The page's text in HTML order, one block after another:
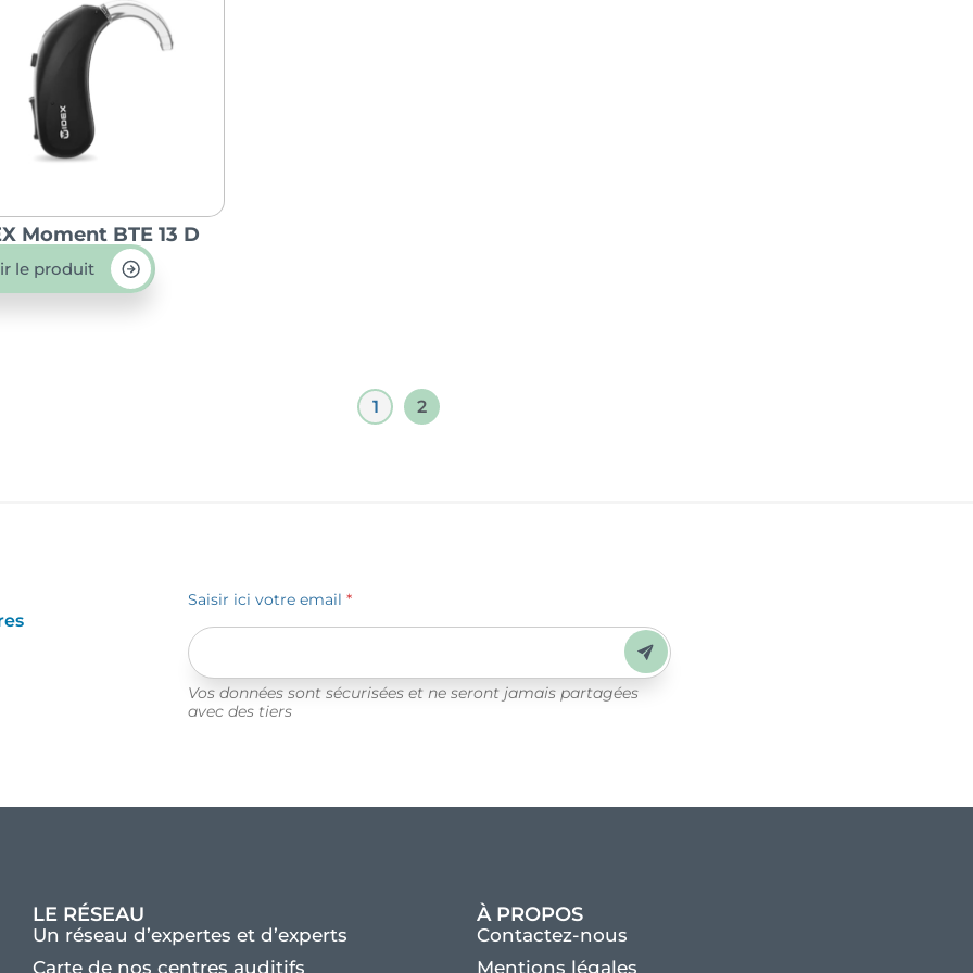
Moment BTE 13 D
le produit
1 2
Saisir ici votre email *
Vos données sont sécurisées et ne seront jamais partagées
avec des tiers
Envoyer
LE RÉSEAU
Un réseau d’expertes et d’experts
Carte de nos centres auditifs
À PROPOS
Contactez-nous
Mentions légales